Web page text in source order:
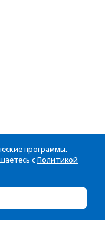
программы.
с Политикой